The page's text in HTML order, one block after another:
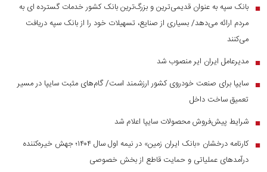
■ بانک سپه به عنوان قدیمی‌ترین و بزرگ‌ترین بانک کشور خدمات گسترده ای به
مردم ارائه می‌دهد/ بسیاری از صنایع، تسهیلات خود را از بانک سپه دریافت
می‌کنند
■ مدیرعامل ایران ایر منصوب شد
■ سایپا برای صنعت خودروی کشور ارزشمند است/ گام‌های مثبت سایپا در مسیر
تعمیق ساخت داخل
■ شرایط پیش‌فروش محصولات سایپا اعلام شد
■
کارنامه درخشان «بانک ایران زمین» در نیمه اول سال ۱۴۰۴؛ جهش خیره‌کننده
درآمد‌های عملیاتی و حمایت قاطع از بخش خصوصی